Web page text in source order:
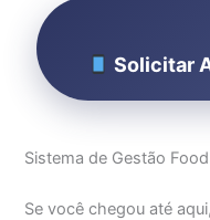
Solicitar
Sistema de Gestão
Se você chegou até